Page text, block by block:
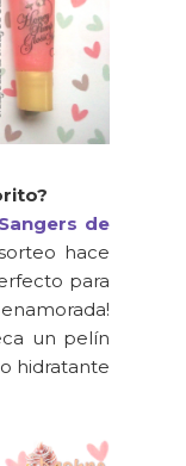
Sangers de
hace
para
un pelín
hidratante